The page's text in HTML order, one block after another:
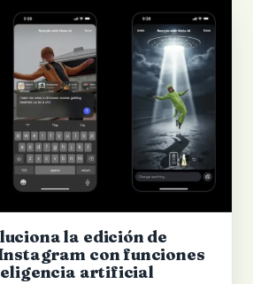
la edición de
con funciones
artificial